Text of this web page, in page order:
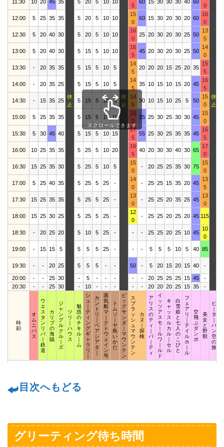
休
止
休
止
休
止
11:30 10 20 45 35 5 20 5 10 10
5
60 15 30 30 30 40 60
0
12:00 5 25 35 35 5 20 5 10 10
15
0
60 15 30 20 30 20 60
16
0
12:30 5 20 40 30 5 20 5 10 10
16
0
25 20 30 20 30 25 50
13
5
13:00 5 20 40 30 5 15 5 10 10
16
5
45 20 30 20 30 25 50
14
0
13:30 - 20 35 35 5 15 5 10 5
14
5
20 20 20 15 25 20 35
15
5
14:00 - 20 35 25 5 15 5 10 5
14
5
35 10 15 10 15 20 45
16
5
14:30 - 15 35 25 5 15 5 10 5
14
5
30 10 15 10 25 5 50
15
0
15:00 5 25 35 35 5 15 5 10 10
16
0
55 25 30 25 30 30 45
15
0
15:30 5 30 45 40 5 15 5 10 15
17
5
55 25 30 25 35 35 45
16
5
16:00 10 25 35 35 5 25 5 10 20
16
5
40 20 30 30 40 30 65
17
0
16:30 15 25 35 30 5 25 5 10 5
15
0
- 20 25 25 35 30 75
15
0
17:00 5 25 40 35 5 25 5 25 -
14
0
- 25 25 15 35 20 45
13
5
17:30 15 25 35 35 5 25 5 25 -
13
0
- 25 25 20 35 25 45
13
0
18:00 15 25 30 25 5 25 5 25 -
12
0
- 25 25 20 25 20 45 115
18:30 - 20 25 20 5 10 5 25 - - - 25 25 20 25 10 45
10
0
19:00 - 15 15 5 5 5 5 25 - - - 5 5 5 10 5 40 85
19:30 - - 20 25 5 5 5 - - 50 - 5 20 15 20 15 40 -
20:00 - - 25 30 - 5 - - - - - 20 25 25 25 15 45 -
20:30
- - 25 30 - 10 - - - - - 20 20 20 25 15 35 -
時
刻
オ
ム
ニ
バ
ス
ウ
エ
ス
タ
ン
リ
バ
｜
鉄
道
カ
リ
ブ
の
海
賊
ジ
ャ
ン
グ
ル
ク
ル
｜
ズ
ツ
リ
｜
ハ
ウ
ス
魅
惑
の
チ
キ
ル
｜
ム
シ
ュ
｜
テ
ィ
ン
グ
ギ
ャ
ラ
リ
｜
カ
ン
ト
リ
｜
ベ
ア
シ
ア
タ
｜
蒸
気
船
マ
｜
ク
ト
ウ
ェ
イ
ン
号
ト
ム
ソ
｜
ヤ
島
い
か
だ
ビ
ッ
グ
サ
ン
ダ
｜
マ
ウ
ン
テ
ン
ス
プ
ラ
ッ
シ
ュ
マ
ウ
ン
テ
ン
カ
ヌ
｜
探
検
ア
リ
ス
の
テ
ィ
｜
パ
｜
テ
ィ
イ
ッ
ツ
ア
ス
モ
｜
ル
ワ
｜
ル
ド
キ
ャ
ッ
ス
ル
カ
ル
｜
セ
ル
白
雪
姫
と
七
人
の
こ
び
と
フ
ェ
ア
リ
｜
テ
イ
ル
ホ
｜
ル
空
飛
ぶ
ダ
ン
ボ
美
女
と
野
獣
ピ
｜
タ
｜
パ
ン
空
の
旅
スクロールできます
目次へもどる
グリーティング待ち時間